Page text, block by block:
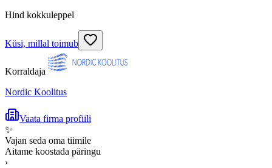
Hind kokkuleppel
Küsi, millal toimub
Korraldaja
Nordic Koolitus
Vaata firma profiili
✨
Vajan seda oma tiimile
Aitame koostada päringu
›